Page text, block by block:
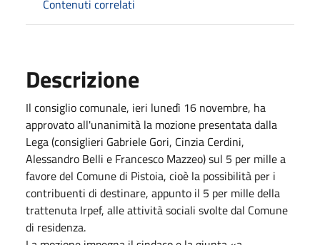
Contenuti correlati
Descrizione
Il consiglio comunale, ieri lunedì 16 novembre, ha
approvato all'unanimità la mozione presentata dalla
Lega (consiglieri Gabriele Gori, Cinzia Cerdini,
Alessandro Belli e Francesco Mazzeo) sul 5 per mille a
favore del Comune di Pistoia, cioè la possibilità per i
contribuenti di destinare, appunto il 5 per mille della
trattenuta Irpef, alle attività sociali svolte dal Comune
di residenza.